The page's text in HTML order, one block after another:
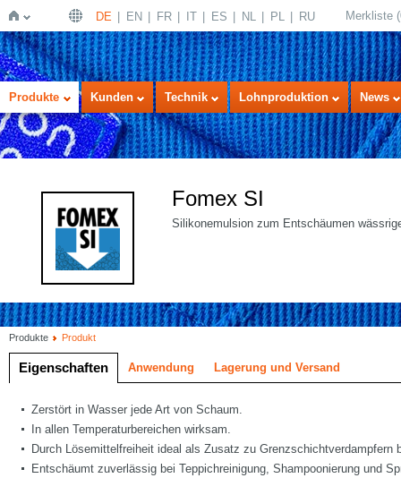
Startseite
DE EN FR IT ES NL PL RU Merkliste (
Produkte Kunden Technik Lohnproduktion News
Fomex SI
Silikonemulsion zum Entschäumen
Produkte Produkt
Eigenschaften Anwendung Lagerung und Versand
Zerstört in Wasser jede Art von Schaum.
In allen Temperaturbereichen wirksam.
Durch Lösemittelfreiheit ideal als Zusatz zu Grenzschichtverdampfern
Entschäumt zuverlässig bei Teppichreinigung, Shampoonierung und